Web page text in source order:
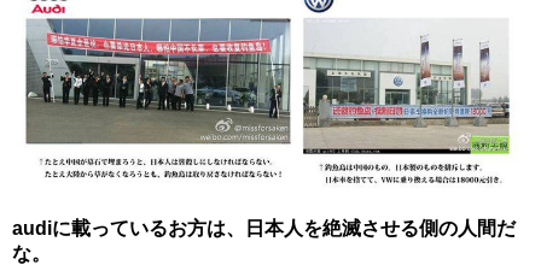
audiに載っているお方は、日本人を絶滅させる側の人間だ
な。